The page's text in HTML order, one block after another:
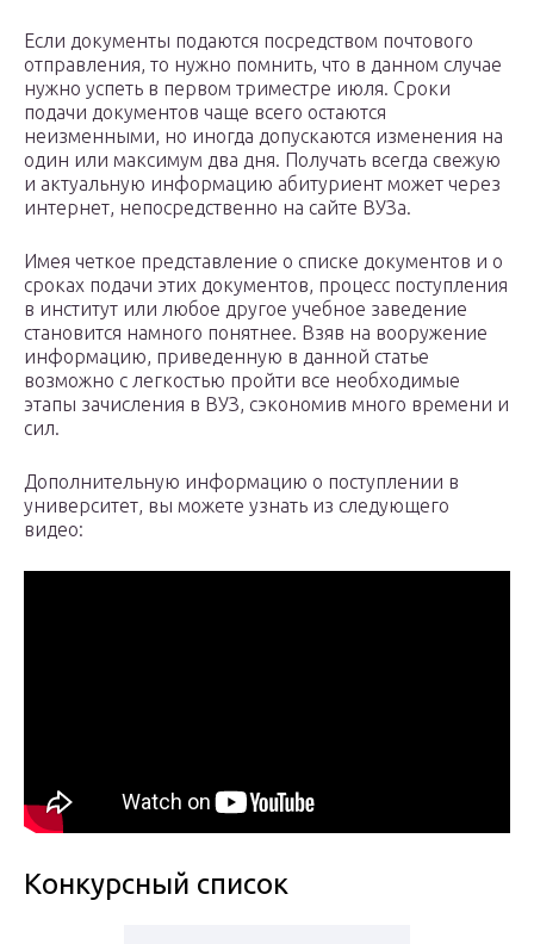
Если документы подаются посредством почтового
отправления, то нужно помнить, что в данном случае
нужно успеть в первом триместре июля. Сроки
подачи документов чаще всего остаются
неизменными, но иногда допускаются изменения на
один или максимум два дня. Получать всегда свежую
и актуальную информацию абитуриент может через
интернет, непосредственно на сайте ВУЗа.
Имея четкое представление о списке документов и о
сроках подачи этих документов, процесс поступления
в институт или любое другое учебное заведение
становится намного понятнее. Взяв на вооружение
информацию, приведенную в данной статье
возможно с легкостью пройти все необходимые
этапы зачисления в ВУЗ, сэкономив много времени и
сил.
Дополнительную информацию о поступлении в
университет, вы можете узнать из следующего
видео:
Конкурсный список